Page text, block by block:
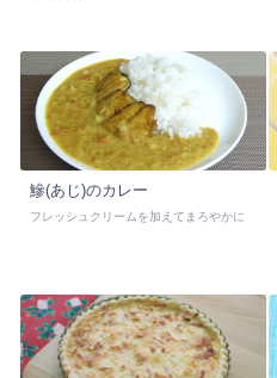
鰺(あじ)のカレー
フレッシュクリームを加えてまろやかに